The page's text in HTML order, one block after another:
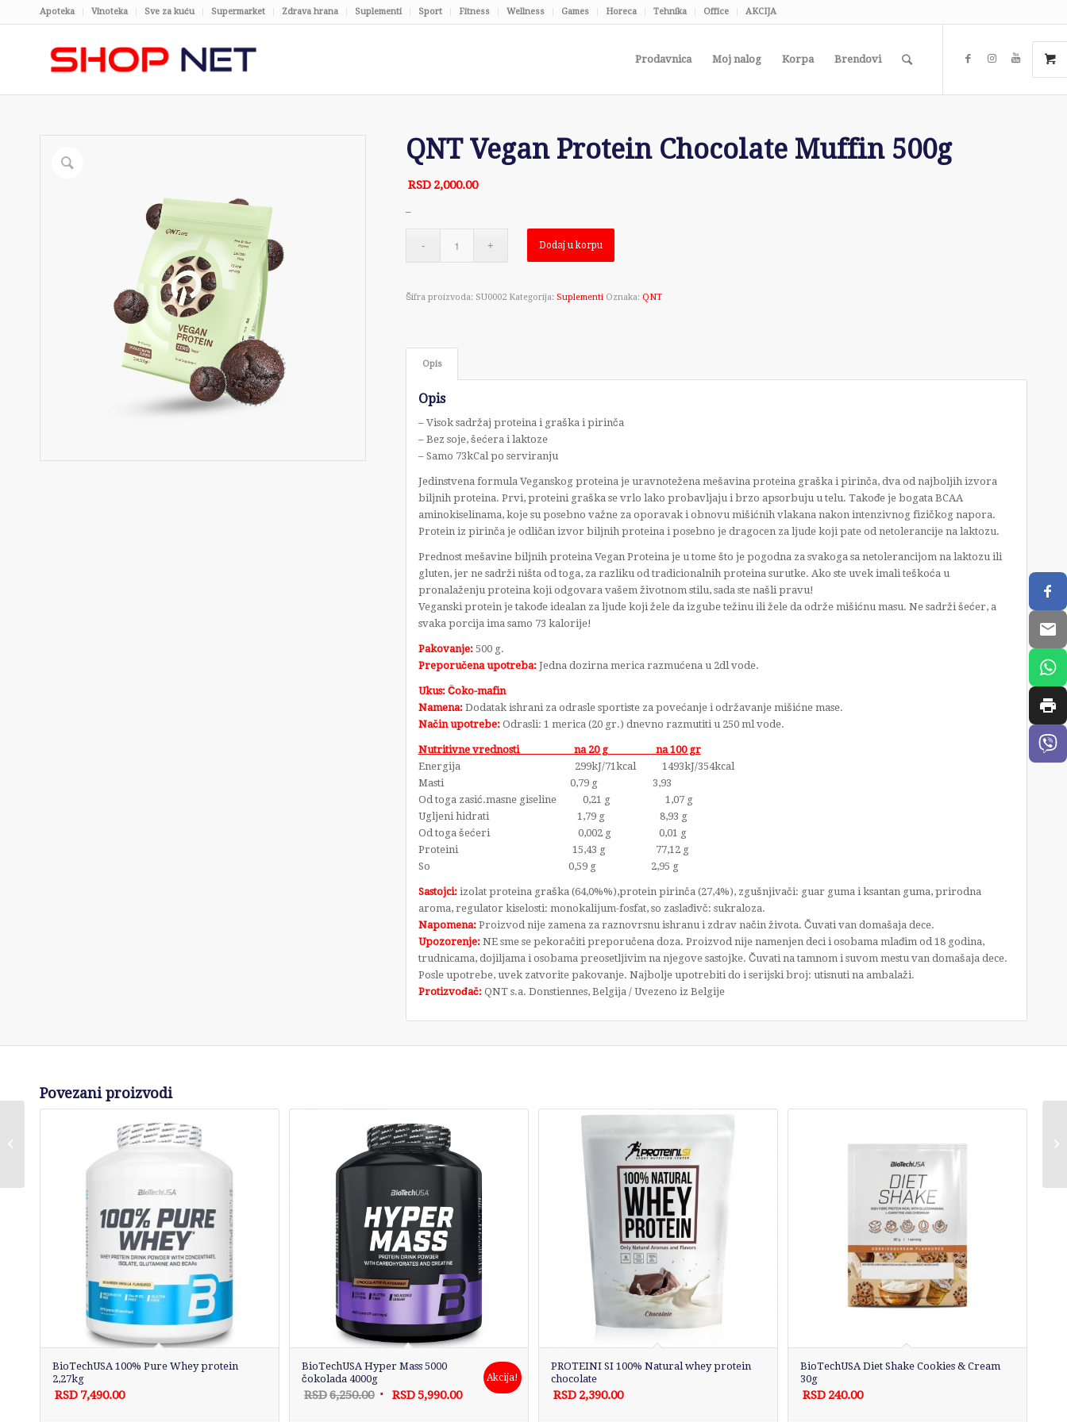
Apoteka Vinoteka Sve za kuću Supermarket Zdrava hrana Suplementi Sport Fitness Wellness Games Horeca Tehnika Office AKCIJA
Prodavnica Moj nalog Korpa Brendovi
QNT Vegan Protein Chocolate Muffin 500g
RSD 2,000.00
–
Dodaj u korpu
Šifra proizvoda: SU0002 Kategorija: Suplementi Oznaka: QNT
Opis
Opis
– Visok sadržaj proteina i graška i pirinča
– Bez soje, šećera i laktoze
– Samo 73kCal po serviranju
Jedinstvena formula Veganskog proteina je uravnotežena mešavina proteina graška i pirinča, dva od najboljih izvora
biljnih proteina. Prvi, proteini graška se vrlo lako probavljaju i brzo apsorbuju u telu. Takođe je bogata BCAA
aminokiselinama, koje su posebno važne za oporavak i obnovu mišićnih vlakana nakon intenzivnog fizičkog napora.
Protein iz pirinča je odličan izvor biljnih proteina i posebno je dragocen za ljude koji pate od netolerancije na laktozu.
Prednost mešavine biljnih proteina Vegan Proteina je u tome što je pogodna za svakoga sa netolerancijom na laktozu ili
gluten, jer ne sadrži ništa od toga, za razliku od tradicionalnih proteina surutke. Ako ste uvek imali teškoća u
pronalaženju proteina koji odgovara vašem životnom stilu, sada ste našli pravu!
Veganski protein je takođe idealan za ljude koji žele da izgube težinu ili žele da održe mišićnu masu. Ne sadrži šećer, a
svaka porcija ima samo 73 kalorije!
Pakovanje:500 g.
Preporučena upotreba:Jedna dozirna merica razmućena u 2dl vode.
Ukus: Čoko-mafin
Namena: Dodatak ishrani za odrasle sportiste za povećanje i održavanje mišićne mase.
Način upotrebe: Odrasli: 1 merica (20 gr.) dnevno razmutiti u 250 ml vode.
Nutritivne vrednosti na 20 g na 100 gr
Energija 299kJ/71kcal 1493kJ/354kcal
Masti 0,79 g 3,93
Od toga zasić.masne giseline 0,21 g 1,07 g
Ugljeni hidrati 1,79 g 8,93 g
Od toga šećeri 0,002 g 0,01 g
Proteini 15,43 g 77,12 g
So 0,59 g 2,95 g
Sastojci: izolat proteina graška (64,0%%),protein pirinča (27,4%), zgušnjivači: guar guma i ksantan guma, prirodna
aroma, regulator kiselosti: monokalijum-fosfat, so zaslađivč: sukraloza.
Napomena: Proizvod nije zamena za raznovrsnu ishranu i zdrav način života. Čuvati van domašaja dece.
Upozorenje: NE sme se pekoračiti preporučena doza. Proizvod nije namenjen deci i osobama mlađim od 18 godina,
trudnicama, dojiljama i osobama preosetljivim na njegove sastojke. Čuvati na tamnom i suvom mestu van domašaja dece.
Posle upotrebe, uvek zatvorite pakovanje. Najbolje upotrebiti do i serijski broj: utisnuti na ambalaži.
Protizvođač: QNT s.a. Donstiennes, Belgija / Uvezeno iz Belgije
Povezani proizvodi
BioTechUSA 100% Pure Whey protein
2,27kg
RSD 7,490.00
BioTechUSA Hyper Mass 5000
čokolada 4000g
RSD6,250.00 Originalna
RSD5,990.00Trenutna
Akcija!
PROTEINI SI 100% Natural whey protein
chocolate
RSD 2,390.00
BioTechUSA Diet Shake Cookies & Cream
30g
RSD 240.00
Protein Banana 2kg